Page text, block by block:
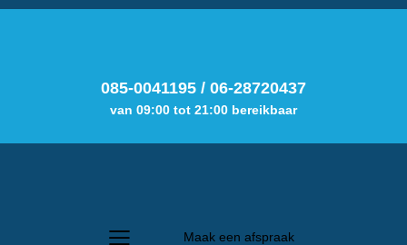
085-0041195 / 06-28720437
van 09:00 tot 21:00 bereikbaar
Maak een afspraak